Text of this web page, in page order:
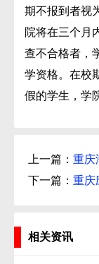
期不报到者视
院将在三个月
查不合格者，
学资格。在校
假的学生，学
上一篇： 重庆
下一篇： 重庆
相关资讯